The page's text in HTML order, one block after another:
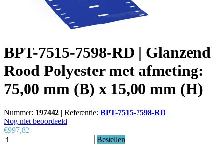
BPT-7515-7598-RD | Glanzend
Rood Polyester met afmeting:
75,00 mm (B) x 15,00 mm (H)
Nummer: 197442 | Referentie: BPT-7515-7598-RD
Nog niet beoordeeld
€997,82
Bestellen